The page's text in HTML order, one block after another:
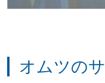
オムツの